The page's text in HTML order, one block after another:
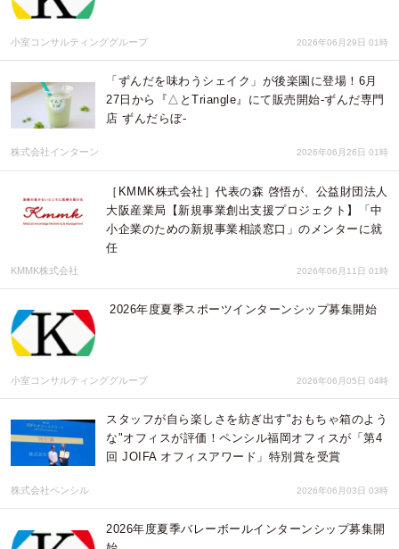
小室コンサルティンググループ 2026年06月29日 01時
「ずんだを味わうシェイク」が後楽園に登場！6月
27日から『△とTriangle』にて販売開始-ずんだ専門
店 ずんだらぼ-
株式会社インターン 2026年06月26日 01時
［KMMK株式会社］代表の森 啓悟が、公益財団法人
大阪産業局【新規事業創出支援プロジェクト】「中
小企業のための新規事業相談窓口」のメンターに就
任
KMMK株式会社 2026年06月11日 01時
2026年度夏季スポーツインターンシップ募集開始
小室コンサルティンググループ 2026年06月05日 04時
スタッフが自ら楽しさを紡ぎ出す"おもちゃ箱のよう
な"オフィスが評価！ペンシル福岡オフィスが「第4
回 JOIFA オフィスアワード」特別賞を受賞
株式会社ペンシル 2026年06月03日 03時
2026年度夏季バレーボールインターンシップ募集開